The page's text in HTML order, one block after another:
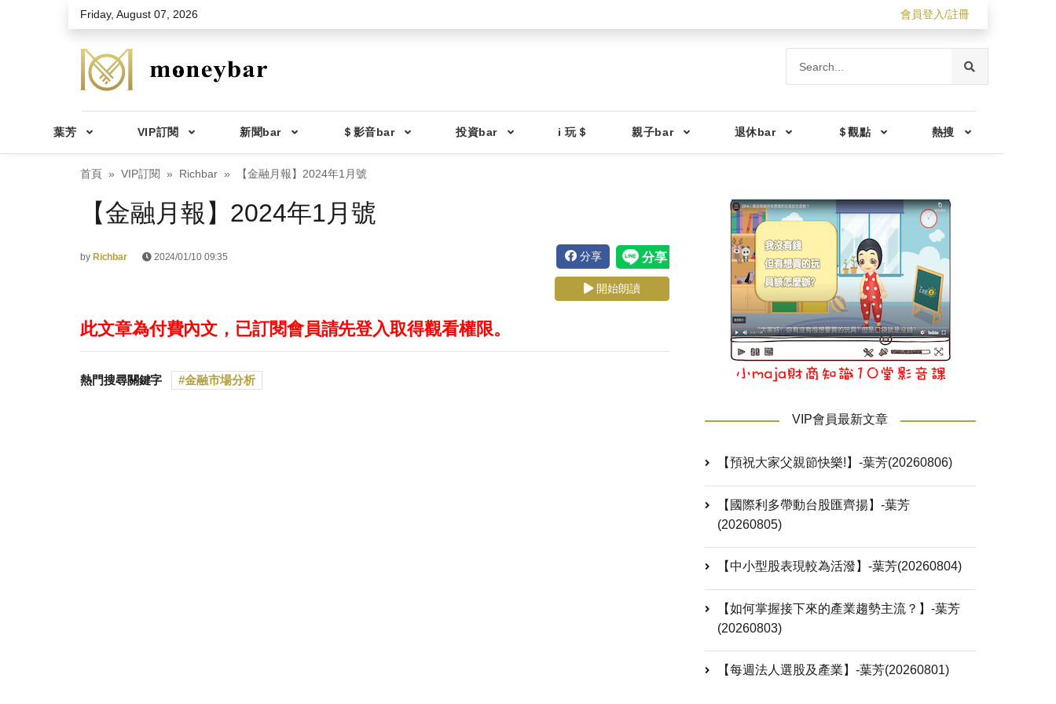
Skip to main contentFriday, August 07, 2026 會員登入/註冊
葉芳 VIP訂閱 新聞bar ＄影音bar 投資bar i 玩＄ 親子bar 退休bar ＄觀點 熱搜
首頁 VIP訂閱 Richbar 【金融月報】2024年1月號
【金融月報】2024年1月號
by Richbar 2024/01/10 09:35 分享
開始朗讀
此文章為付費內文，已訂閱會員請先登入取得觀看權限。
熱門搜尋關鍵字 金融市場分析
VIP會員最新文章
【預祝大家父親節快樂!】-葉芳(20260806)
【國際利多帶動台股匯齊揚】-葉芳
(20260805)
【中小型股表現較為活潑】-葉芳(20260804)
【如何掌握接下來的產業趨勢主流？】-葉芳
(20260803)
【每週法人選股及產業】-葉芳(20260801)